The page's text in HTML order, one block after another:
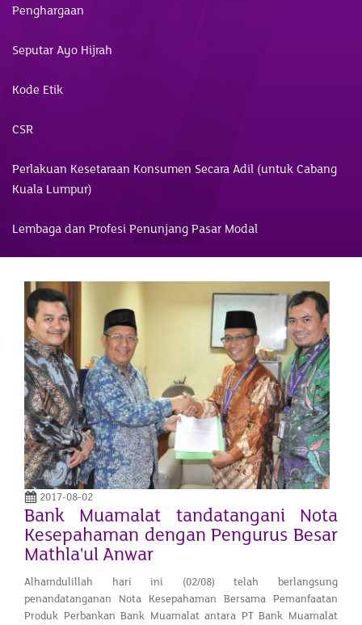
Penghargaan
Seputar Ayo Hijrah
Kode Etik
CSR
Perlakuan Kesetaraan Konsumen Secara Adil (untuk Cabang
Kuala Lumpur)
Lembaga dan Profesi Penunjang Pasar Modal
2017-08-02
Bank Muamalat tandatangani Nota
Kesepahaman dengan Pengurus Besar
Mathla'ul Anwar
Alhamdulillah hari ini (02/08) telah berlangsung
penandatanganan Nota Kesepahaman Bersama Pemanfaatan
Produk Perbankan Bank Muamalat antara PT Bank Muamalat